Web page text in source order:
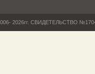
2006- 2026гг. СВИДЕТЕЛЬСТВО